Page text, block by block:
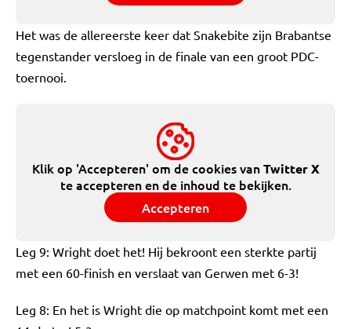
Het was de allereerste keer dat Snakebite zijn Brabantse
tegenstander versloeg in de finale van een groot PDC-
toernooi.
Klik op 'Accepteren' om de cookies vanTwitter X
te accepteren en de inhoud te bekijken.
Accepteren
Leg 9: Wright doet het! Hij bekroont een sterkte partij
met een 60-finish en verslaat van Gerwen met 6-3!
Leg 8: En het is Wright die op matchpoint komt met een